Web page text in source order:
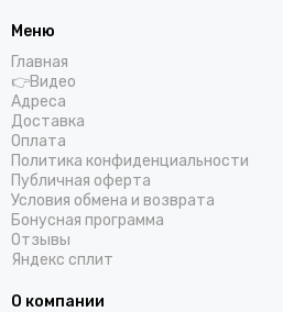
Hellion
IDOL AUDIO
Ivolga
Incar
Infinity
Intego
JBL
JL Audio
JVC
КЗАТЭ
Kenwood
Меню
Главная
👉Видео
Адреса
Доставка
Оплата
Политика конфиденциальности
Публичная оферта
Условия обмена и возврата
Бонусная программа
Отзывы
Яндекс сплит
О компании